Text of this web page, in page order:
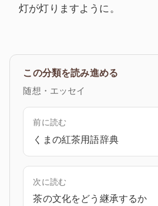
灯が灯りますように。
この分類を読み進める
随想・エッセイ
前に読む
くまの紅茶用語辞典
次に読む
茶の文化をどう継承するか